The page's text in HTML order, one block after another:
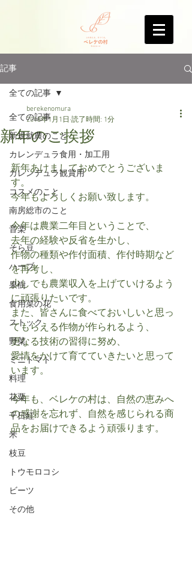
記事
全ての記事
新規就農のこと
カレンデュラ食用・加工用
カレンデュラ観賞用
コスメのこと
南房総市のこと
音楽
そら豆
ハーブ
果樹
食用菜の花
ストック
野菜
ミニトマト
料理
花粟
千日紅
米
枝豆
トウモロコシ
ビーツ
その他
全ての記事
新年のご挨拶
berekenomura
2018年1月1日 読了時間: 1分
新年あけましておめでとうございま
す。
今年もよろしくお願い致します。
今年は農業二年目ということで、
去年の経験や反省を生かし、
作物の種類や作付面積、作付時期など
を再考し、
少しでも農業収入を上げていけるよう
に頑張りたいです。
また、皆さんに食べておいしいと思っ
てもらえる作物が作られるよう、
更なる技術の習得に努め、
愛情をかけて育てていきたいと思って
います。
今年も、ベレケの村は、自然の恵みへ
の感謝を忘れず、自然を感じられる商
品をお届けできるよう頑張ります。